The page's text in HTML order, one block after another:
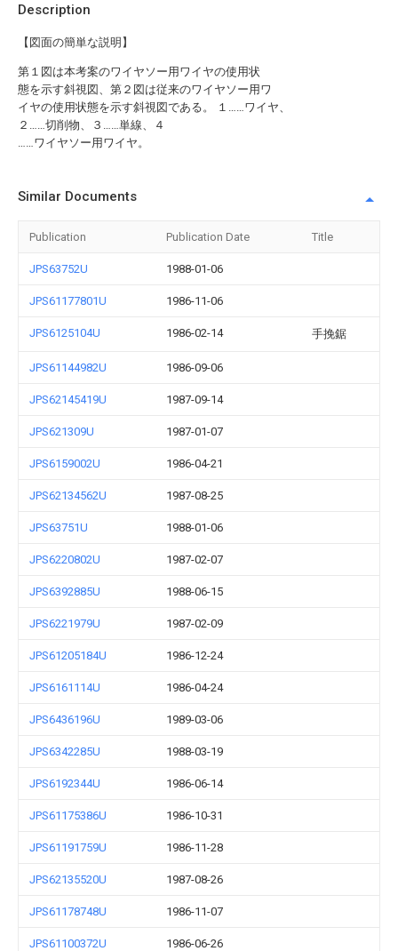
Description
【図面の簡単な説明】
第１図は本考案のワイヤソー用ワイヤの使用状
態を示す斜視図、第２図は従来のワイヤソー用ワ
イヤの使用状態を示す斜視図である。 １……ワイヤ、
２……切削物、３……単線、４
……ワイヤソー用ワイヤ。
Similar Documents
Publication Publication Date Title
JPS63752U 1988-01-06
JPS61177801U 1986-11-06
JPS6125104U 1986-02-14 手挽鋸
JPS61144982U 1986-09-06
JPS62145419U 1987-09-14
JPS621309U 1987-01-07
JPS6159002U 1986-04-21
JPS62134562U 1987-08-25
JPS63751U 1988-01-06
JPS6220802U 1987-02-07
JPS6392885U 1988-06-15
JPS6221979U 1987-02-09
JPS61205184U 1986-12-24
JPS6161114U 1986-04-24
JPS6436196U 1989-03-06
JPS6342285U 1988-03-19
JPS6192344U 1986-06-14
JPS61175386U 1986-10-31
JPS61191759U 1986-11-28
JPS62135520U 1987-08-26
JPS61178748U 1986-11-07
JPS61100372U 1986-06-26